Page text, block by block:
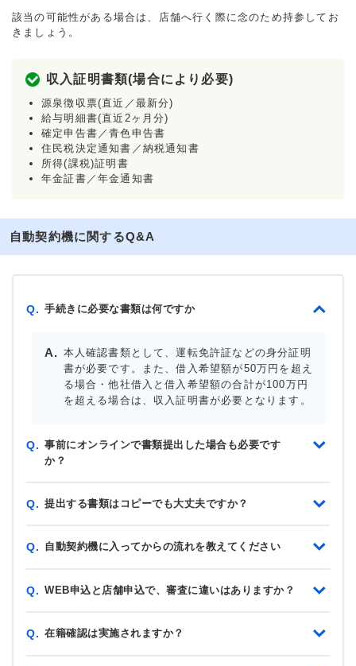
該当の可能性がある場合は、店舗へ行く際に念のため持参してお
きましょう。
収入証明書類(場合により必要)
源泉徴収票(直近／最新分)
給与明細書(直近2ヶ月分)
確定申告書／青色申告書
住民税決定通知書／納税通知書
所得(課税)証明書
年金証書／年金通知書
自動契約機に関するQ&A
Q. 手続きに必要な書類は何ですか
本人確認書類として、運転免許証などの身分証明
書が必要です。また、借入希望額が50万円を超え
る場合・他社借入と借入希望額の合計が100万円
を超える場合は、収入証明書が必要となります。
Q. 事前にオンラインで書類提出した場合も必要です
か？
Q. 提出する書類はコピーでも大丈夫ですか？
Q. 自動契約機に入ってからの流れを教えてください
Q. WEB申込と店舗申込で、審査に違いはありますか？
Q. 在籍確認は実施されますか？